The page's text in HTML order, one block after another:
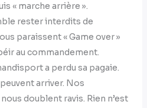
« marche arrière ».
rester interdits de
paraissent « Game over »
au commandement.
a perdu sa pagaie.
arriver. Nos
doublent ravis. Rien n’est